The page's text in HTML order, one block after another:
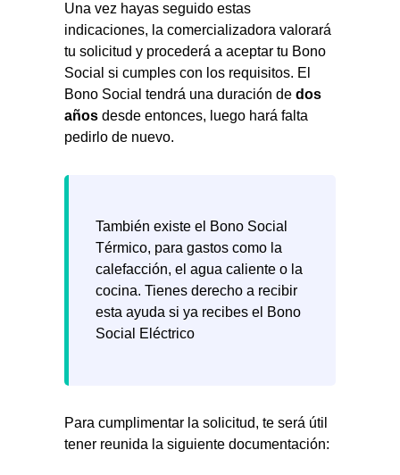
Una vez hayas seguido estas
indicaciones, la comercializadora valorará
tu solicitud y procederá a aceptar tu Bono
Social si cumples con los requisitos. El
Bono Social tendrá una duración de dos
años desde entonces, luego hará falta
pedirlo de nuevo.
También existe el Bono Social
Térmico, para gastos como la
calefacción, el agua caliente o la
cocina. Tienes derecho a recibir
esta ayuda si ya recibes el Bono
Social Eléctrico
Para cumplimentar la solicitud, te será útil
tener reunida la siguiente documentación: